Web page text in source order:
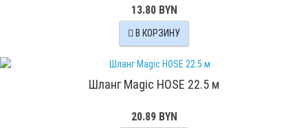
13.80 BYN
В КОРЗИНУ
Шланг Magic HOSE 22.5 м
20.89 BYN